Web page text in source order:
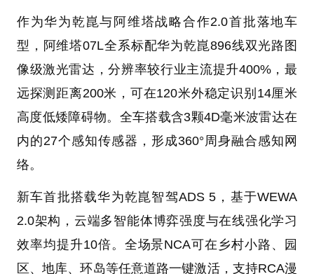
作为华为乾崑与阿维塔战略合作2.0首批落地车
型，阿维塔07L全系标配华为乾崑896线双光路图
像级激光雷达，分辨率较行业主流提升400%，最
远探测距离200米，可在120米外稳定识别14厘米
高度低矮障碍物。全车搭载含3颗4D毫米波雷达在
内的27个感知传感器，形成360°周身融合感知网
络。
新车首批搭载华为乾崑智驾ADS 5，基于WEWA
2.0架构，云端多智能体博弈强度与在线强化学习
效率均提升10倍。全场景NCA可在乡村小路、园
区、地库、环岛等任意道路一键激活，支持RCA漫